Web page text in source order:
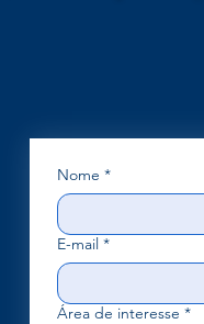
Nome *
E-mail *
Área de interesse *